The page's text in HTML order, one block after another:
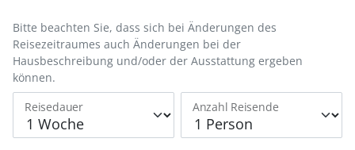
Reisedauer Anzahl Reisende
Bitte beachten Sie, dass sich bei Änderungen des
Reisezeitraumes auch Änderungen bei der
Hausbeschreibung und/oder der Ausstattung ergeben
können.